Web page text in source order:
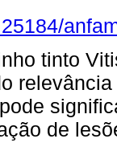
tinto
de